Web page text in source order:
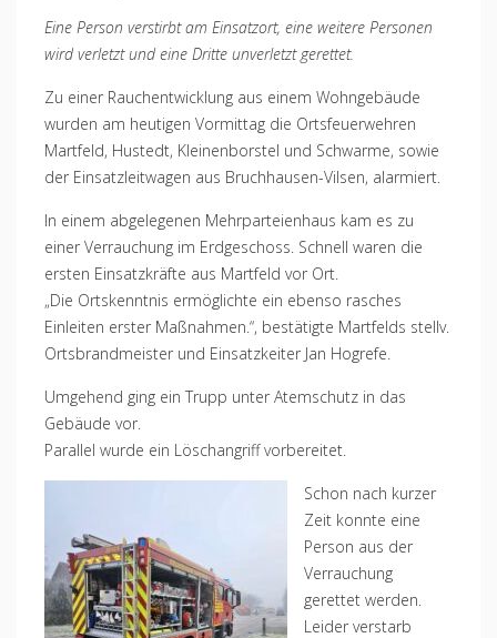
Eine Person verstirbt am Einsatzort, eine weitere Personen
wird verletzt und eine Dritte unverletzt gerettet.
Zu einer Rauchentwicklung aus einem Wohngebäude
wurden am heutigen Vormittag die Ortsfeuerwehren
Martfeld, Hustedt, Kleinenborstel und Schwarme, sowie
der Einsatzleitwagen aus Bruchhausen-Vilsen, alarmiert.
In einem abgelegenen Mehrparteienhaus kam es zu
einer Verrauchung im Erdgeschoss. Schnell waren die
ersten Einsatzkräfte aus Martfeld vor Ort.
„Die Ortskenntnis ermöglichte ein ebenso rasches
Einleiten erster Maßnahmen.“, bestätigte Martfelds stellv.
Ortsbrandmeister und Einsatzkeiter Jan Hogrefe.
Umgehend ging ein Trupp unter Atemschutz in das
Gebäude vor.
Parallel wurde ein Löschangriff vorbereitet.
Schon nach kurzer
Zeit konnte eine
Person aus der
Verrauchung
gerettet werden.
Leider verstarb